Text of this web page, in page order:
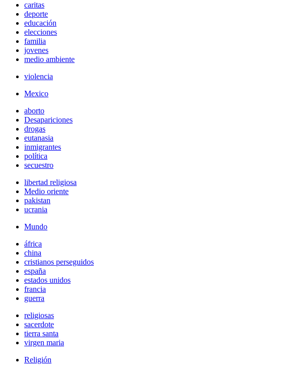
caritas
deporte
educación
elecciones
familia
jovenes
medio ambiente
violencia
Mexico
aborto
Desapariciones
drogas
eutanasia
inmigrantes
política
secuestro
libertad religiosa
Medio oriente
pakistan
ucrania
Mundo
áfrica
china
cristianos perseguidos
españa
estados unidos
francia
guerra
religiosas
sacerdote
tierra santa
virgen maria
Religión